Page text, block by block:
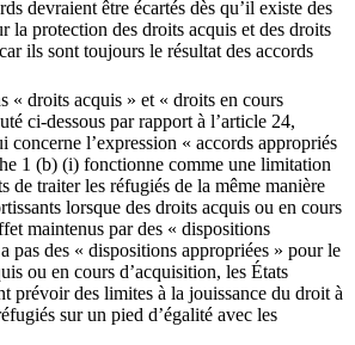
devraient être écartés dès qu’il existe des
la protection des droits acquis et des droits
ils sont toujours le résultat des accords
« droits acquis » et « droits en cours
ci-dessous par rapport à l’article 24,
concerne l’expression « accords appropriés
1 (b) (i) fonctionne comme une limitation
de traiter les réfugiés de la même manière
lorsque des droits acquis ou en cours
maintenus par des « dispositions
pas des « dispositions appropriées » pour le
ou en cours d’acquisition, les États
prévoir des limites à la jouissance du droit à
sur un pied d’égalité avec les